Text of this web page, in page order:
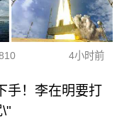
4小时前
手！李在明要打